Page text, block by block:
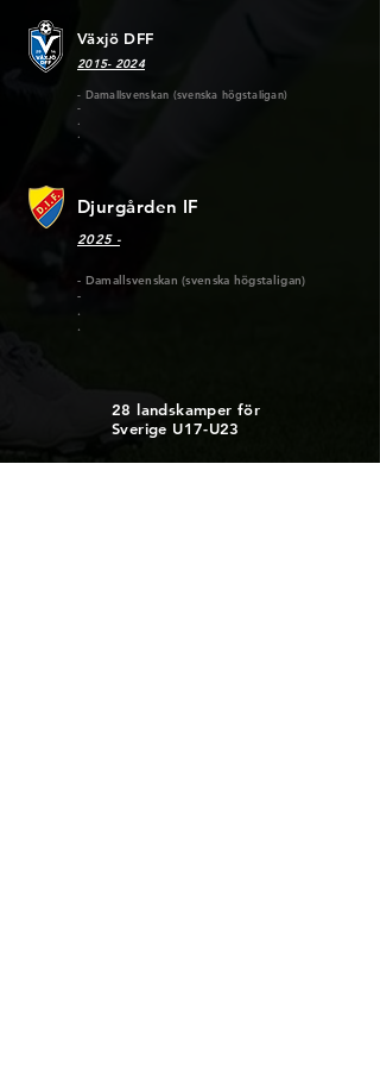
Växjö DFF
2015- 2024
- Damallsvenskan (svenska högstaligan)
-
.
.
Djurgården IF
2025 -
- Damallsvenskan (svenska högstaligan)
-
.
.
28 landskamper för
Sverige U17-U23